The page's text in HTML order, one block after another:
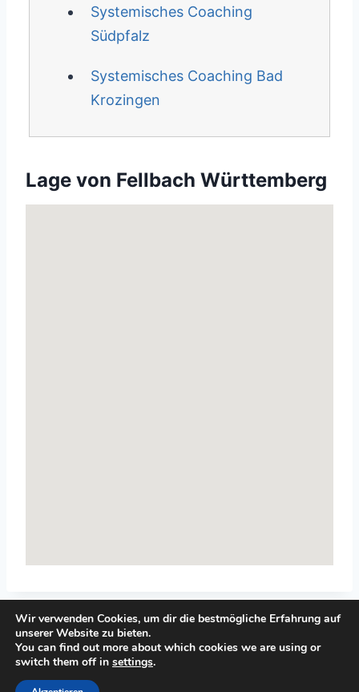
Systemisches Coaching
Südpfalz
Systemisches Coaching Bad
Krozingen
Lage von Fellbach Württemberg
© 2026 Top-Systemisches-Coaching.de
Wir verwenden Cookies, um dir die bestmögliche Erfahrung auf
unserer Website zu bieten.
You can find out more about which cookies we are using or
switch them off in settings.